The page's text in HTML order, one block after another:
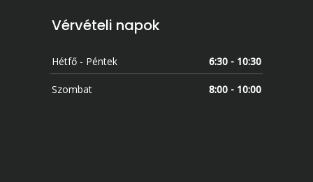
Vérvételi napok
Hétfő - Péntek 6:30 - 10:30
Szombat 8:00 - 10:00